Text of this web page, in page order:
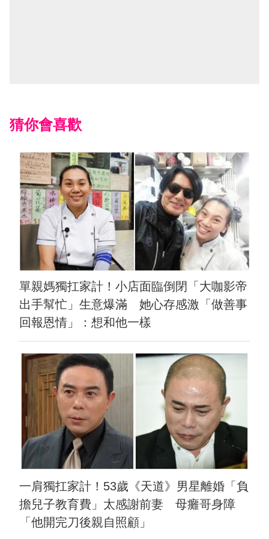
猜你會喜歡
單親媽獨扛家計！小店面臨倒閉「大咖影帝
出手幫忙」生意爆滿 她心存感激「做善事
回報恩情」：想和他一樣
一肩獨扛家計！53歲《天道》男星離婚「負
擔兒子教育費」太感謝前妻 母癱哥身障
「他開完刀後親自照顧」